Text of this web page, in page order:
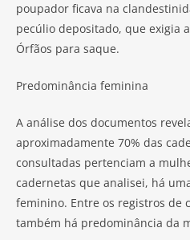
poupador ficava na
pecúlio depositado, que exigia
Órfãos para saque.
Predominância feminina
A análise dos documentos
aproximadamente 70% das
consultadas pertenciam a
cadernetas que analisei, há
feminino. Entre os registros de
também há predominância da